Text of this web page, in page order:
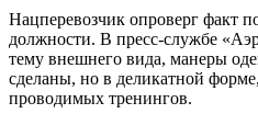
Нацперевозчик опроверг факт
должности. В пресс-службе
тему внешнего вида, манеры
сделаны, но в деликатной
проводимых тренингов.